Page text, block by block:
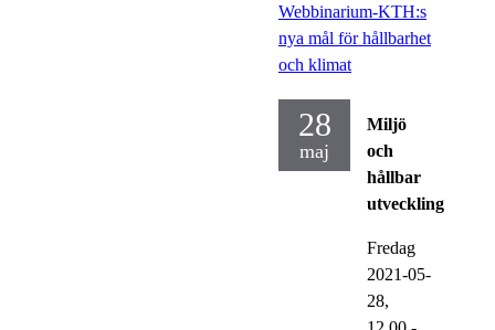
Webbinarium-KTH:s
nya mål för hållbarhet
och klimat
28
maj
Miljö
och
hållbar
utveckling
Fredag
2021-05-
28,